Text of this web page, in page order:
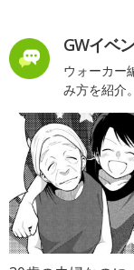
GWイベ
ウォーカー
み方を紹介